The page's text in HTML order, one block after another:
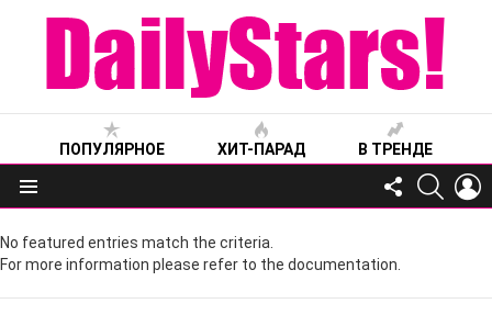
ПОПУЛЯРНОЕ ХИТ-ПАРАД В ТРЕНДЕ
Меню
FOLLOW
US
No featured entries match the criteria.
For more information please refer to the documentation.